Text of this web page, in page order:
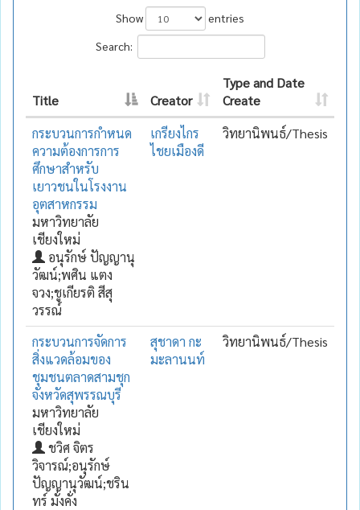
Show
entries
Search:
Title Creator
Type and Date
Create
กระบวนการกำหนด
ความต้องการการ
ศึกษาสำหรับ
เยาวชนในโรงงาน
อุตสาหกรรม
มหาวิทยาลัย
เชียงใหม่
อนุรักษ์ ปัญญานุ
วัฒน์;พศิน แตง
จวง;ชูเกียรติ สีสุ
วรรณ์
เกรียงไกร
ไชยเมืองดี
วิทยานิพนธ์/Thesis
กระบวนการจัดการ
สิ่งแวดล้อมของ
ชุมชนตลาดสามชุก
จังหวัดสุพรรณบุรี
มหาวิทยาลัย
เชียงใหม่
ชวิศ จิตร
วิจารณ์;อนุรักษ์
ปัญญานุวัฒน์;ชริน
ทร์ มั่งคั่ง
สุชาดา กะ
มะลานนท์
วิทยานิพนธ์/Thesis